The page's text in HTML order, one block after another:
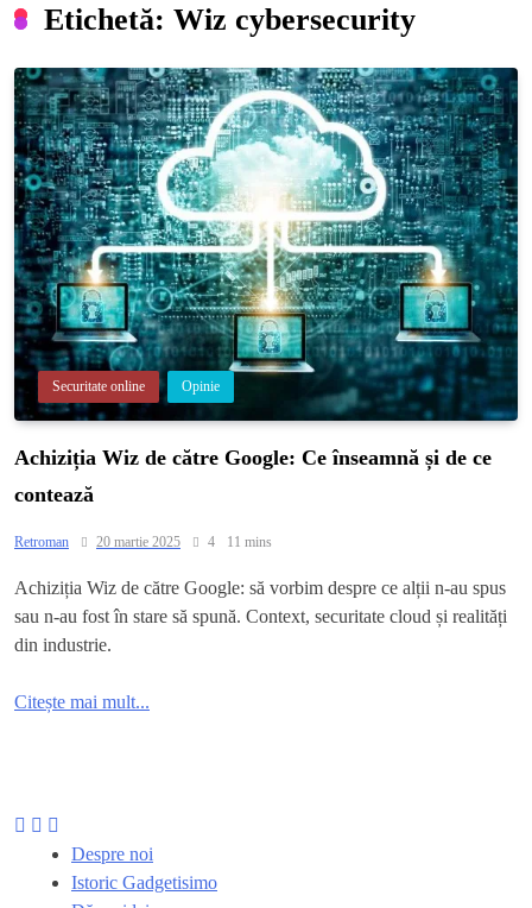
Etichetă: Wiz cybersecurity
Securitate online Opinie
Achiziția Wiz de către Google: Ce înseamnă și de ce
contează
Retroman 20 martie 2025 4 11 mins
Achiziția Wiz de către Google: să vorbim despre ce alții n-au spus
sau n-au fost în stare să spună. Context, securitate cloud și realități
din industrie.
Citește mai mult...
Despre noi
Istoric Gadgetisimo